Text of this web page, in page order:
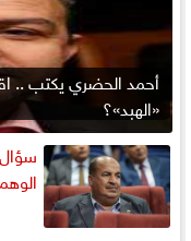
أحمد الحضري يكتب ..
«الهبد»؟
سؤال